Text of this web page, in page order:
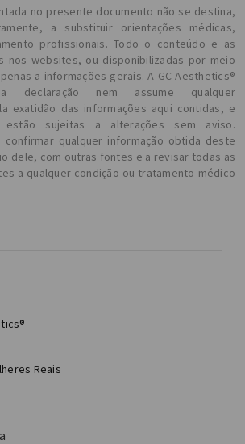
no presente documento não se destina,
a substituir orientações médicas,
profissionais. Todo o conteúdo e as
nos websites, ou disponibilizadas por meio
a informações gerais. A GC Aesthetics®
declaração nem assume qualquer
exatidão das informações aqui contidas, e
estão sujeitas a alterações sem aviso.
confirmar qualquer informação obtida deste
dele, com outras fontes e a revisar todas as
a qualquer condição ou tratamento médico
Reais